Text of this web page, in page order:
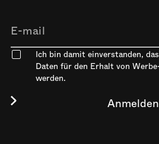
Ich bin damit einverstanden,
Daten für den Erhalt von
werden.